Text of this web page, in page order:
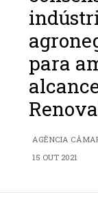
para
AGÊNCIA
15 OUT 2021